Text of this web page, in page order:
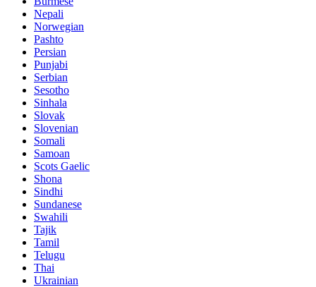
Nepali
Norwegian
Pashto
Persian
Punjabi
Serbian
Sesotho
Sinhala
Slovak
Slovenian
Somali
Samoan
Scots Gaelic
Shona
Sindhi
Sundanese
Swahili
Tajik
Tamil
Telugu
Thai
Ukrainian